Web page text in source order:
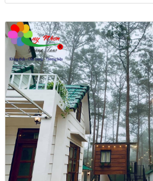
City Tour Quy Nhơn